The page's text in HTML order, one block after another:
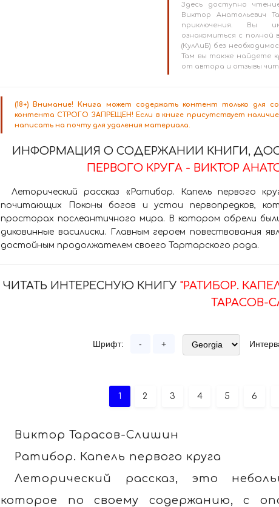
Здесь доступно
Виктор Анатольевич
приключения. Вы
ознакомиться с полной
(КулЛиБ) без
Там вы также найдете
от автора и отзывы
(18+) Внимание! Книга может содержать контент только для
контента СТРОГО ЗАПРЕЩЕН! Если в книге присутствует
написать на почту для удаления материала.
ИНФОРМАЦИЯ О СОДЕРЖАНИИ КНИГИ,
ПЕРВОГО КРУГА - ВИКТОР
Леторический рассказ «Ратибор. Капель первого
почитающих Поконы богов и устои первопредков,
просторах послеантичного мира. В котором обрели
диковинные василиски. Главным героем повествования
достойным продолжателем своего Тартарского рода.
ЧИТАТЬ ИНТЕРЕСНУЮ КНИГУ "РАТИБОР.
ТАРАСОВ-
Шрифт: - +
1 2 3 4 5 6
Виктор Тарасов-Слишин
Ратибор. Капель первого круга
Леторический рассказ, это
которое по своему содержанию, с